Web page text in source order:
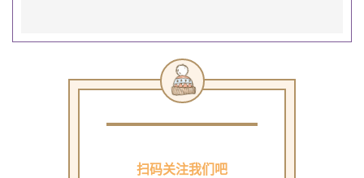
扫码关注我们吧